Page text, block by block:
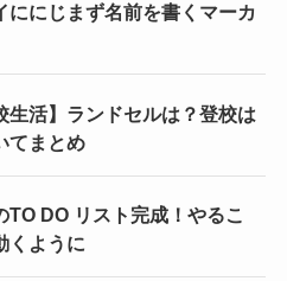
にじまず名前を書くマーカ
生活】ランドセルは？登校は
てまとめ
TO DO リスト完成！やるこ
くように